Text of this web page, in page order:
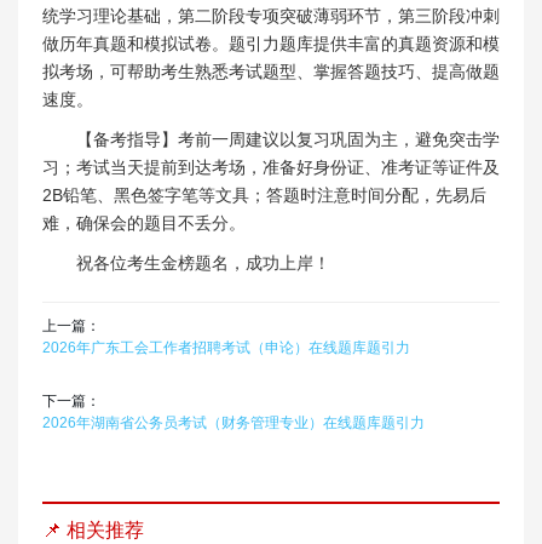
统学习理论基础，第二阶段专项突破薄弱环节，第三阶段冲刺
做历年真题和模拟试卷。题引力题库提供丰富的真题资源和模
拟考场，可帮助考生熟悉考试题型、掌握答题技巧、提高做题
速度。
【备考指导】考前一周建议以复习巩固为主，避免突击学
习；考试当天提前到达考场，准备好身份证、准考证等证件及
2B铅笔、黑色签字笔等文具；答题时注意时间分配，先易后
难，确保会的题目不丢分。
祝各位考生金榜题名，成功上岸！
上一篇：
2026年广东工会工作者招聘考试（申论）在线题库题引力
下一篇：
2026年湖南省公务员考试（财务管理专业）在线题库题引力
📌 相关推荐